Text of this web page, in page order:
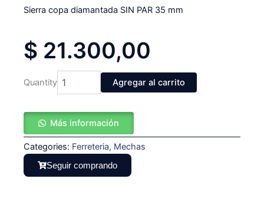
Sierra copa diamantada SIN PAR 35 mm
$ 21.300,00
Quantity copa
SIN
PAR
35
mm
Agregar al carrito
Más información
Categories: Ferreteria, Mechas
Seguir comprando